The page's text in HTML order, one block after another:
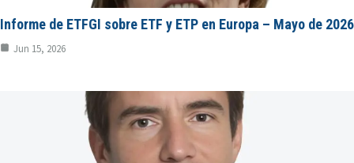
Informe de ETFGI sobre ETF y ETP en Europa – Mayo de 2026
Jun 15, 2026